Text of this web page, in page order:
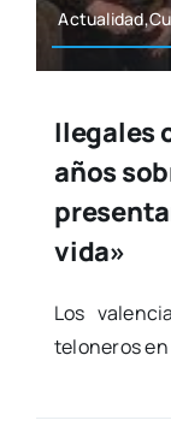
Ilegales
años
vida»
Los
telo­ne­ros